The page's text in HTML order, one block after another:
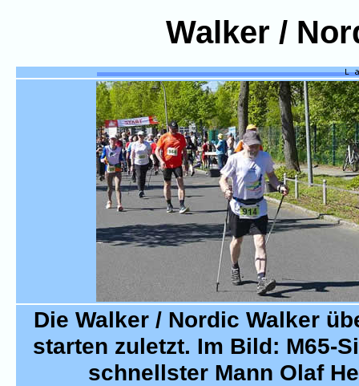
Walker /
Die Walker / Nordic Walker
starten zuletzt. Im Bild: M65-
schnellster Mann Olaf